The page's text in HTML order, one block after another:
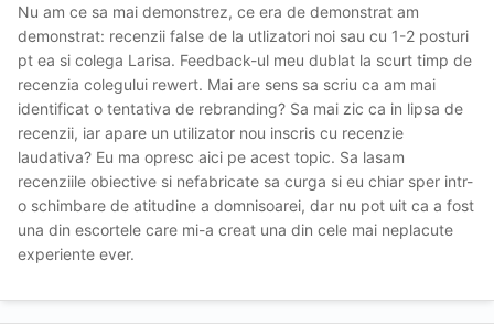
Nu am ce sa mai demonstrez, ce era de demonstrat am
demonstrat: recenzii false de la utlizatori noi sau cu 1-2 posturi
pt ea si colega Larisa. Feedback-ul meu dublat la scurt timp de
recenzia colegului rewert. Mai are sens sa scriu ca am mai
identificat o tentativa de rebranding? Sa mai zic ca in lipsa de
recenzii, iar apare un utilizator nou inscris cu recenzie
laudativa? Eu ma opresc aici pe acest topic. Sa lasam
recenziile obiective si nefabricate sa curga si eu chiar sper intr-
o schimbare de atitudine a domnisoarei, dar nu pot uit ca a fost
una din escortele care mi-a creat una din cele mai neplacute
experiente ever.